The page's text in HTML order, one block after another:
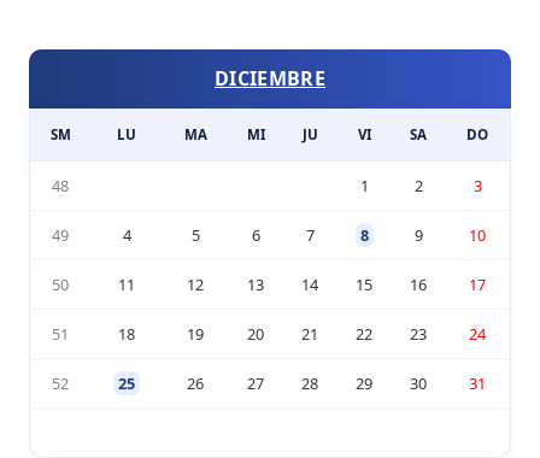
DICIEMBRE
SM LU MA MI JU VI SA DO
48 1 2 3
49 4 5 6 7 8 9 10
50 11 12 13 14 15 16 17
51 18 19 20 21 22 23 24
52 25 26 27 28 29 30 31